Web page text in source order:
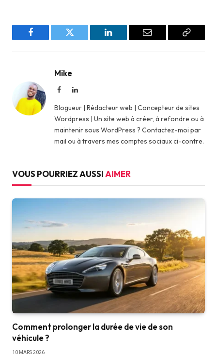
Facebook Twitter LinkedIn Email
Copy
Mike
FacebookLinkedIn
Blogueur | Rédacteur web | Concepteur de sites
Wordpress | Un site web à créer, à refondre ou à
maintenir sous WordPress ? Contactez-moi par
mail ou à travers mes comptes sociaux ci-contre.
VOUS POURRIEZ AUSSIAIMER
Comment prolonger la durée de vie de son
véhicule ?
10 MARS 2026